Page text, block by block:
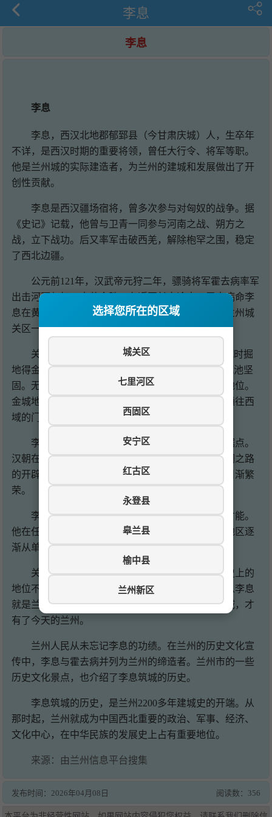
选择您所在的区域
城关区
七里河区
西固区
安宁区
红古区
永登县
皋兰县
榆中县
兰州新区
李息
李息
李息
李息，西汉北地郡郁郅县（今甘肃庆城）人，生卒年
不详，是西汉时期的重要将领，曾任大行令、将军等职。
他是兰州城的实际建造者，为兰州的建城和发展做出了开
创性贡献。
李息是西汉疆场宿将，曾多次参与对匈奴的战争。据
《史记》记载，他曾与卫青一同参与河南之战、朔方之
战，立下战功。后又率军击破西羌，解除枹罕之围，稳定
了西北边疆。
公元前121年，汉武帝元狩二年，骠骑将军霍去病率军
出击河西匈奴，大获全胜。在返回长安途中，霍去病命李
息在黄河岸边选址筑城。李息经过勘察，选中了今兰州城
关区一带，依黄河天险，筑城置县，取名"金城"。
关于"金城"之名的由来，有两种说法。一说筑城时掘
地得金，故名金城；一说取"金城汤池"之意，形容城池坚
固。无论哪种说法，都反映了金城在军事上的重要地位。
金城地处黄河要津，是控扼河西走廊的咽喉，也是通往西
域的门户。
李息筑城后，金城成为西汉在西北的重要军事据点。
汉朝在此驻军屯田，发展农业，巩固边防。随着丝绸之路
的开辟，金城又成为东西方贸易的重要节点，商业日渐繁
荣。
李息不仅是一位军事将领，还具有一定的政治才能。
他在任职期间，注重发展生产，安抚百姓，使金城地区逐
渐从单纯的军事据点发展为具有一定规模的城镇。
关于李息的历史记载较为简略，但他在兰州历史上的
地位不容忽视。如果说霍去病是兰州的奠基者，那么李息
就是兰州的实际建造者。正是李息奉霍去病之命筑城，才
有了今天的兰州。
兰州人民从未忘记李息的功绩。在兰州的历史文化宣
传中，李息与霍去病并列为兰州的缔造者。兰州市的一些
历史文化景点，也介绍了李息筑城的历史。
李息筑城的历史，是兰州2200多年建城史的开端。从
那时起，兰州就成为中国西北重要的政治、军事、经济、
文化中心，在中华民族的发展史上占有重要地位。
来源：由兰州信息平台搜集
发布时间： 2026年04月08日 阅读数：356